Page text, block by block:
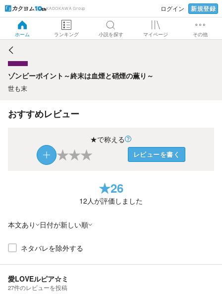
KADOKAWA Group ログイン 新規登録
ホーム ランキング 小説を探す マイページ その他
ゾンビーポイント～終末は血煙と硝煙の薫り～
ゾンビーポイント～終末は血煙と硝煙の薫り～
世も末
おすすめレビュー
★で称える
★★★ レビューを書く
★26
12人が評価しました
本文あり 日付が新しい順
ネタバレを除外する
愛LOVEルピア☆ミ
27件のレビューを投稿